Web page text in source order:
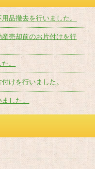
品撤去を行いました。
売却前のお片付けを行
。
けを行いました。
した。